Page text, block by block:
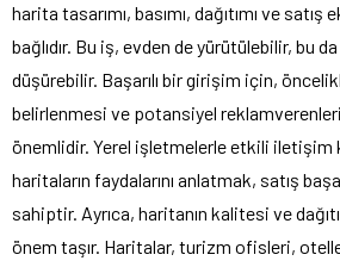
harita tasarımı, basımı, dağıtımı ve
bağlıdır. Bu iş, evden de yürütülebilir, bu
düşürebilir. Başarılı bir girişim için,
belirlenmesi ve potansiyel
önemlidir. Yerel işletmelerle etkili iletişim
haritaların faydalarını anlatmak, satış
sahiptir. Ayrıca, haritanın kalitesi ve
önem taşır. Haritalar, turizm ofisleri,